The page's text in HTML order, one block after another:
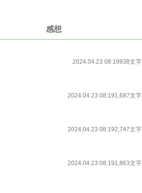
感想
2024.04.23 08:19938文字
2024.04.23 08:191,687文字
2024.04.23 08:192,747文字
2024.04.23 08:191,863文字